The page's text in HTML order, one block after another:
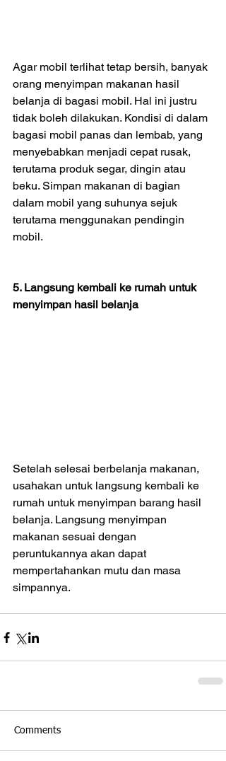
Agar mobil terlihat tetap bersih, banyak
orang menyimpan makanan hasil
belanja di bagasi mobil. Hal ini justru
tidak boleh dilakukan. Kondisi di dalam
bagasi mobil panas dan lembab, yang
menyebabkan menjadi cepat rusak,
terutama produk segar, dingin atau
beku. Simpan makanan di bagian
dalam mobil yang suhunya sejuk
terutama menggunakan pendingin
mobil.
5. Langsung kembali ke rumah untuk
menyimpan hasil belanja
Setelah selesai berbelanja makanan,
usahakan untuk langsung kembali ke
rumah untuk menyimpan barang hasil
belanja. Langsung menyimpan
makanan sesuai dengan
peruntukannya akan dapat
mempertahankan mutu dan masa
simpannya.
Comments